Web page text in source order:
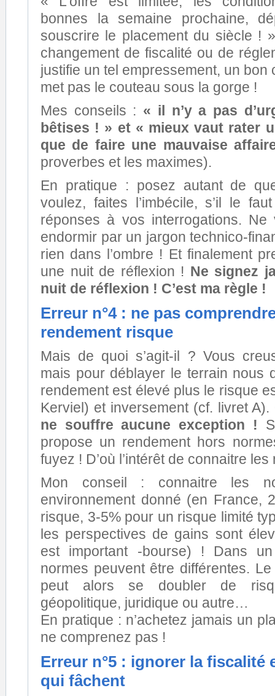
bonnes la semaine prochaine,
souscrire le placement du siècle !
changement de fiscalité ou de
justifie un tel empressement, un bon
met pas le couteau sous la gorge !
Mes conseils : « il n’y a pas
bêtises ! » et « mieux vaut rater
que de faire une mauvaise
proverbes et les maximes).
En pratique : posez autant de
voulez, faites l’imbécile, s’il le
réponses à vos interrogations.
endormir par un jargon technico-
rien dans l’ombre ! Et finalement
une nuit de réflexion ! Ne signez
nuit de réflexion ! C’est ma règle !
Erreur n°4 : ne pas
rendement risque
Mais de quoi s’agit-il ? Vous
mais pour déblayer le terrain nous
rendement est élevé plus le risque
Kerviel) et inversement (cf. livret A).
ne souffre aucune exception !
propose un rendement hors
fuyez ! D’où l’intérêt de connaitre les
Mon conseil : connaitre les
environnement donné (en France,
risque, 3-5% pour un risque limité
les perspectives de gains sont
est important -bourse) ! Dans
normes peuvent être différentes.
peut alors se doubler de
géopolitique, juridique ou autre…
En pratique : n’achetez jamais un
ne comprenez pas !
Erreur n°5 : ignorer la fiscalité
qui fâchent